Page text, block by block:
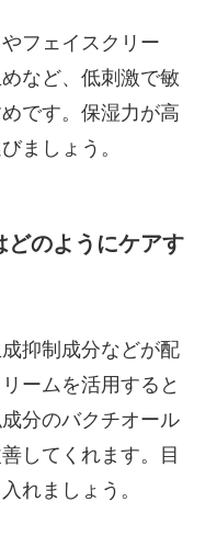
フェイスクリー
など、低刺激で敏
です。保湿力が高
ましょう。
どのようにケアす
抑制成分などが配
ームを活用すると
分のバクチオール
してくれます。目
れましょう。